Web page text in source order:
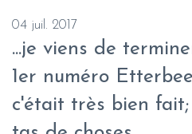
04 juil. 2017
...je viens de
1er numéro
c'était très bien